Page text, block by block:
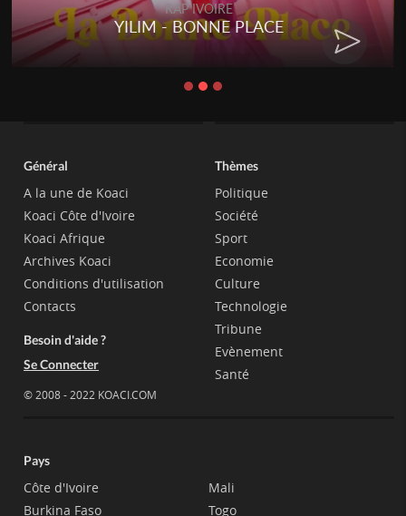
RAP IVOIRE
YILIM - BONNE PLACE
Général
A la une de Koaci
Koaci Côte d'Ivoire
Koaci Afrique
Archives Koaci
Conditions d'utilisation
Contacts
Besoin d'aide ?
Se Connecter
© 2008 - 2022 KOACI.COM
Thèmes
Politique
Société
Sport
Economie
Culture
Technologie
Tribune
Evènement
Santé
Pays
Côte d'Ivoire
Burkina Faso
Mali
Togo